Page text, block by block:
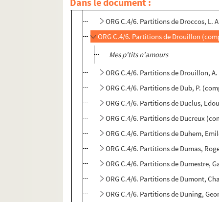
ORG C.4/6. Partitions de Driwskoff,
ORG C.4/6. Partitions de Droccos, L.
ORG C.4/6. Partitions de Drouillon
Mes p'tits n'amours
ORG C.4/6. Partitions de Drouillon,
ORG C.4/6. Partitions de Dub, P.
ORG C.4/6. Partitions de Duclus,
ORG C.4/6. Partitions de Ducreux
ORG C.4/6. Partitions de Duhem,
ORG C.4/6. Partitions de Dumas,
ORG C.4/6. Partitions de Dumestre,
ORG C.4/6. Partitions de Dumont,
ORG C.4/6. Partitions de Duning,